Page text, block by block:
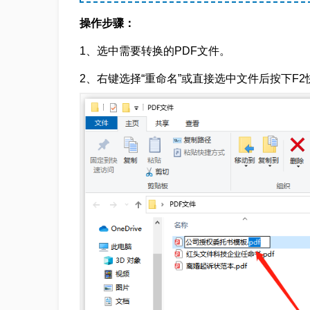
操作步骤：
1、选中需要转换的PDF文件。
2、右键选择“重命名”或直接选中文件后按下F2